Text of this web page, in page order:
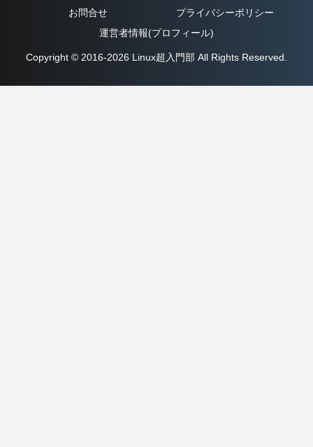
お問合せ
プライバシーポリシー
運営者情報(プロフィール)
Copyright © 2016-2026 Linux超入門部 All Rights Reserved.